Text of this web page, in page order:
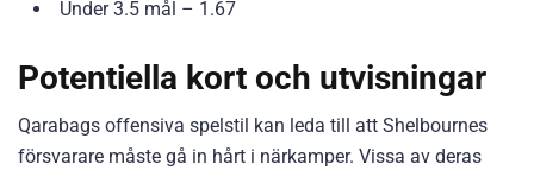
Under 3.5 mål – 1.67
Potentiella kort och utvisningar
Qarabags offensiva spelstil kan leda till att Shelbournes
försvarare måste gå in hårt i närkamper. Vissa av deras